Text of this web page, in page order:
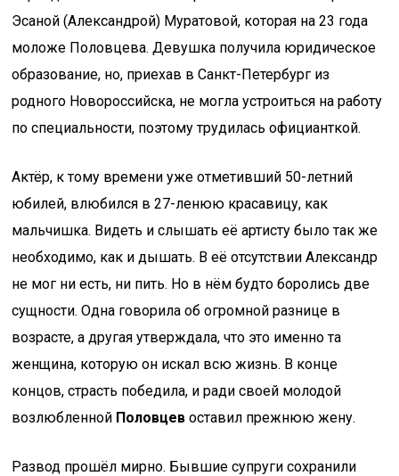
Эсаной (Александрой) Муратовой, которая на 23 года
моложе Половцева. Девушка получила юридическое
образование, но, приехав в Санкт-Петербург из
родного Новороссийска, не могла устроиться на работу
по специальности, поэтому трудилась официанткой.
Актёр, к тому времени уже отметивший 50-летний
юбилей, влюбился в 27-ленюю красавицу, как
мальчишка. Видеть и слышать её артисту было так же
необходимо, как и дышать. В её отсутствии Александр
не мог ни есть, ни пить. Но в нём будто боролись две
сущности. Одна говорила об огромной разнице в
возрасте, а другая утверждала, что это именно та
женщина, которую он искал всю жизнь. В конце
концов, страсть победила, и ради своей молодой
возлюбленной Половцев оставил прежнюю жену.
Развод прошёл мирно. Бывшие супруги сохранили